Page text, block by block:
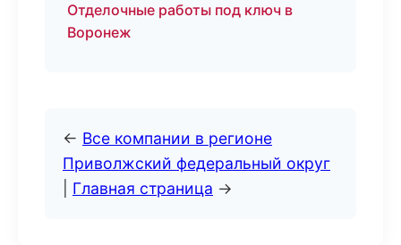
Отделочные работы под ключ в
Воронеж
← Все компании в регионе
Приволжский федеральный округ
Главная страница →